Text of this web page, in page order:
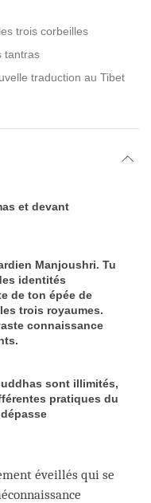
trois corbeilles
tantras
traduction au Tibet
et devant
Manjoushri. Tu
identités
de ton épée de
trois royaumes.
connaissance
sont illimités,
pratiques du
éveillés qui se